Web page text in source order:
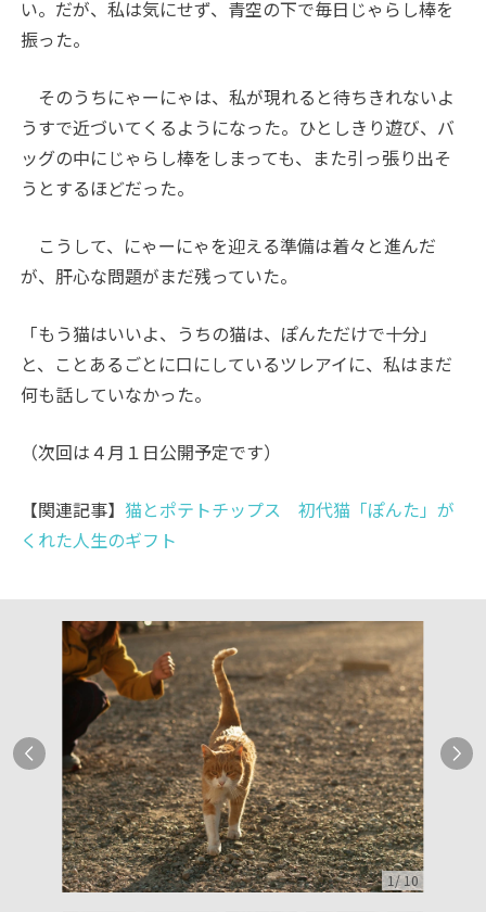
い。だが、私は気にせず、青空の下で毎日じゃらし棒を
振った。
そのうちにゃーにゃは、私が現れると待ちきれないよ
うすで近づいてくるようになった。ひとしきり遊び、バ
ッグの中にじゃらし棒をしまっても、また引っ張り出そ
うとするほどだった。
こうして、にゃーにゃを迎える準備は着々と進んだ
が、肝心な問題がまだ残っていた。
「もう猫はいいよ、うちの猫は、ぽんただけで十分」
と、ことあるごとに口にしているツレアイに、私はまだ
何も話していなかった。
（次回は４月１日公開予定です）
【関連記事】 猫とポテトチップス 初代猫「ぽんた」が
くれた人生のギフト
1/10